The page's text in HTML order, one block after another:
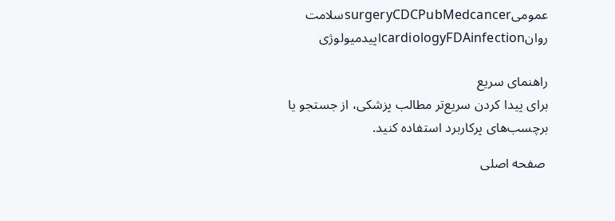
عمومی
surgeryCDCPubMedcancer
سلامت
روان
cardiologyFDAinfection اپیدمیولوژی
راهنمای سریع
برای پیدا کردن سریع‌تر مطالب پزشکی، از جستجو یا
برچسب‌های پرکاربرد استفاده کنید.
صفحه اصلی